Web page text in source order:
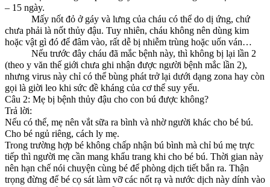
– 15 ngày.
Mấy nốt đỏ ở gáy và lưng của cháu có thể do dị ứng, chứ
chưa phải là nốt thủy đậu. Tuy nhiên, cháu không nên dùng kim
hoặc vật gì đó để đâm vào, rất dễ bị nhiễm trùng hoặc uốn ván…
Nếu trước đây cháu đã mắc bệnh này, thì không bị lại lần 2
(theo y văn thế giới chưa ghi nhận được người bệnh mắc lần 2),
nhưng virus này chỉ có thể bùng phát trở lại dưới dạng zona hay còn
gọi là giời leo khi sức đề kháng của cơ thể suy yếu.
Câu 2: Mẹ bị bệnh thủy đậu cho con bú được không?
Trả lời:
Nếu có thể, mẹ nên vắt sữa ra bình và nhờ người khác cho bé bú.
Cho bé ngủ riêng, cách ly mẹ.
Trong trường hợp bé không chấp nhận bú bình mà chỉ bú mẹ trực
tiếp thì người mẹ cần mang khẩu trang khi cho bé bú. Thời gian này
nên hạn chế nói chuyện cùng bé để phòng dịch tiết bắn ra. Thận
trọng đừng để bé cọ sát làm vỡ các nốt rạ và nước dịch này dính vào